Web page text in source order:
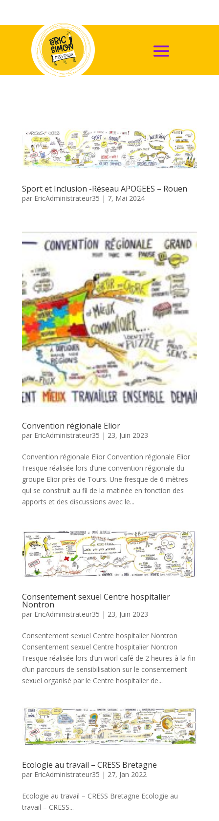
Sport et Inclusion -Réseau APOGEES – Rouen
par EricAdministrateur35 | 7, Mai 2024
Convention régionale Elior
par EricAdministrateur35 | 23, Juin 2023
Convention régionale Elior Convention régionale Elior
Fresque réalisée lors d’une convention régionale du
groupe Elior près de Tours. Une fresque de 6 mètres
qui se construit au fil de la matinée en fonction des
apports et des discussions avec le...
Consentement sexuel Centre hospitalier
Nontron
par EricAdministrateur35 | 23, Juin 2023
Consentement sexuel Centre hospitalier Nontron
Consentement sexuel Centre hospitalier Nontron
Fresque réalisée lors d’un worl café de 2 heures à la fin
d’un parcours de sensibilisation sur le consentement
sexuel organisé par le Centre hospitalier de...
Ecologie au travail – CRESS Bretagne
par EricAdministrateur35 | 27, Jan 2022
Ecologie au travail – CRESS Bretagne Ecologie au
travail – CRESS...